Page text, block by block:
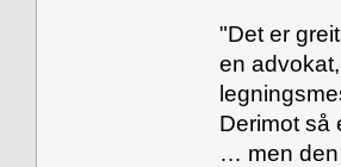
"Det er
en
Derimot så
… men den